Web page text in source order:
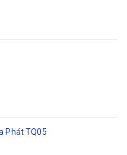
Phát TQ05